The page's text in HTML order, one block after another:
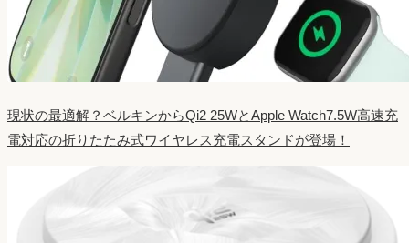
現状の最適解？ベルキンからQi2 25WとApple Watch7.5W高速充
電対応の折りたたみ式ワイヤレス充電スタンドが登場！